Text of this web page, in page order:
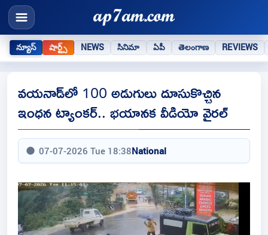
న్యూస్ షార్ట్స్ NEWS సినిమా ఏపీ తెలంగాణ REVIEWS
వయనాడ్‌లో 100 అడుగులు దూసుకొచ్చిన
ఇంధన ట్యాంకర్.. భయానక వీడియో వైరల్
07-07-2026 Tue 18:38National